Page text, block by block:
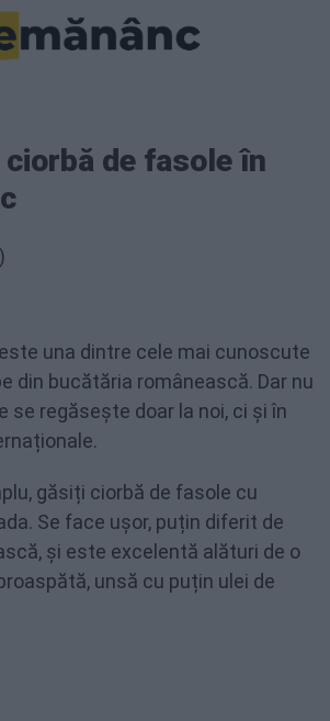
de fasole în
una dintre cele mai cunoscute
din bucătăria românească. Dar nu
se regăsește doar la noi, ci și în
găsiți ciorbă de fasole cu
Se face ușor, puțin diferit de
și este excelentă alături de o
unsă cu puțin ulei de